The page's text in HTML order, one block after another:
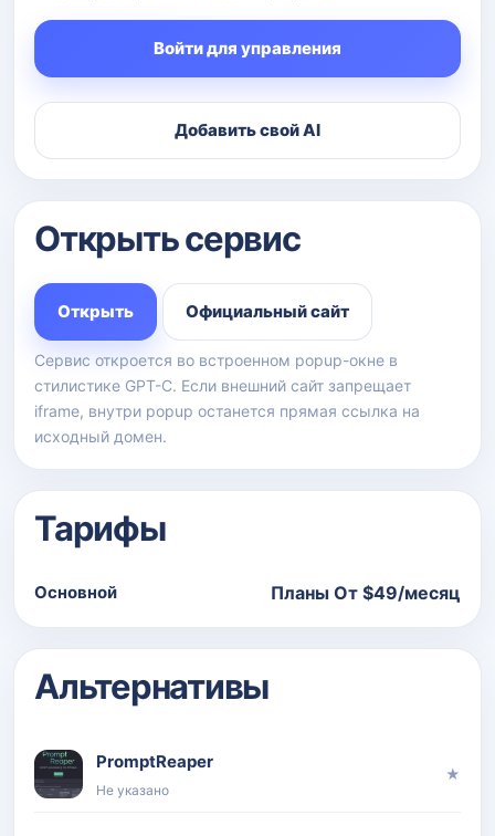
Войти для управления
Добавить свой AI
Открыть сервис
Открыть Официальный сайт
Сервис откроется во встроенном popup-окне в
стилистике GPT-C. Если внешний сайт запрещает
iframe, внутри popup останется прямая ссылка на
исходный домен.
Тарифы
Основной Планы От ‍$49/месяц
Альтернативы
PromptReaper
Не указано
★